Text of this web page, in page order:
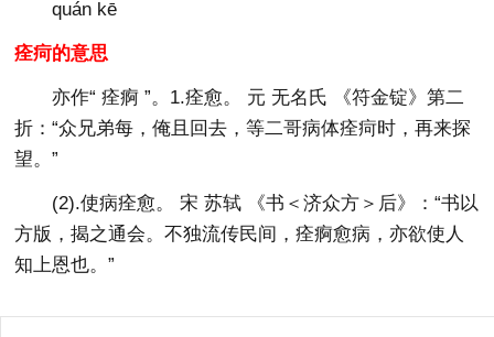
quán kē
痊疴的意思
亦作“ 痊痾 ”。1.痊愈。 元 无名氏 《符金锭》第二
折：“众兄弟每，俺且回去，等二哥病体痊疴时，再来探
望。”
(2).使病痊愈。 宋 苏轼 《书＜济众方＞后》
：“书以
方版，揭之通会。不独流传民间，痊痾愈病，亦欲使人
知上恩也。”